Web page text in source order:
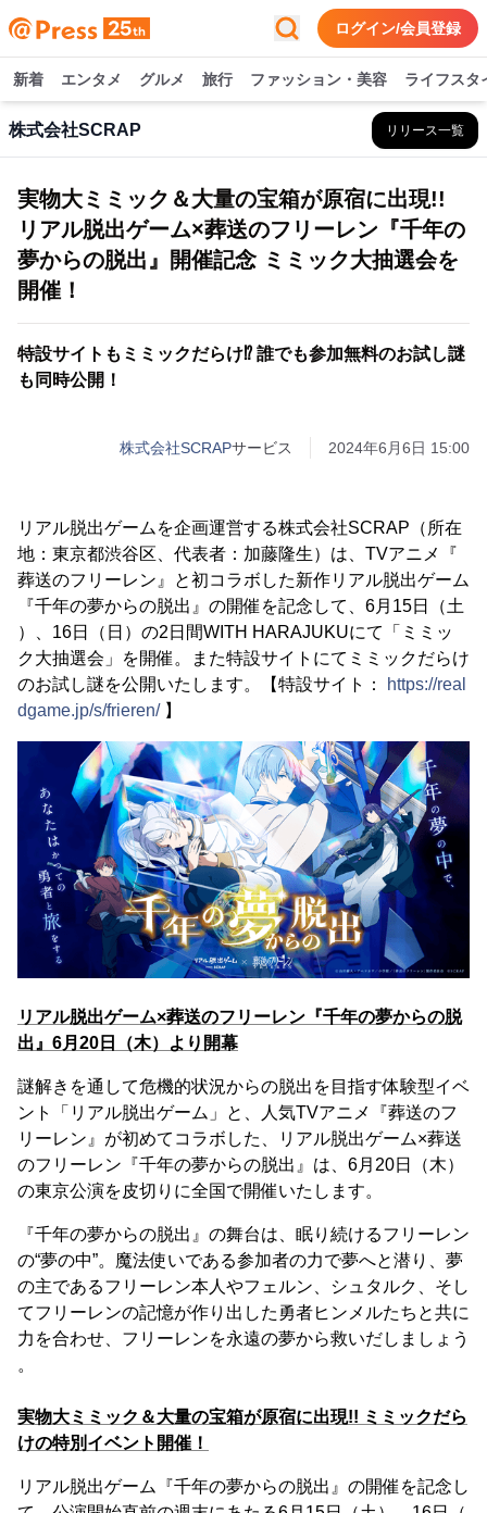
ログイン/会員登録
新着 エンタメ グルメ 旅行 ファッション・美容 ライフスタ
株式会社SCRAP リリース一覧
実物大ミミック＆大量の宝箱が原宿に出現!!
リアル脱出ゲーム×葬送のフリーレン『千年の
夢からの脱出』開催記念 ミミック大抽選会を
開催！
特設サイトもミミックだらけ⁉ 誰でも参加無料のお試し謎
も同時公開！
株式会社SCRAPサービス 2024年6月6日 15:00
リアル脱出ゲームを企画運営する株式会社SCRAP（所在
地：東京都渋谷区、代表者：加藤隆生）は、TVアニメ『
葬送のフリーレン』と初コラボした新作リアル脱出ゲーム
『千年の夢からの脱出』の開催を記念して、6月15日（土
）、16日（日）の2日間WITH HARAJUKUにて「ミミッ
ク大抽選会」を開催。また特設サイトにてミミックだらけ
のお試し謎を公開いたします。【特設サイト：
https://real
dgame.jp/s/frieren/】
リアル脱出ゲーム×葬送のフリーレン『千年の夢からの脱
出』6月20日（木）より開幕
謎解きを通して危機的状況からの脱出を目指す体験型イベ
ント「リアル脱出ゲーム」と、人気TVアニメ『葬送のフ
リーレン』が初めてコラボした、リアル脱出ゲーム×葬送
のフリーレン『千年の夢からの脱出』は、6月20日（木）
の東京公演を皮切りに全国で開催いたします。
『千年の夢からの脱出』の舞台は、眠り続けるフリーレン
の“夢の中”。魔法使いである参加者の力で夢へと潜り、夢
の主であるフリーレン本人やフェルン、シュタルク、そし
てフリーレンの記憶が作り出した勇者ヒンメルたちと共に
力を合わせ、フリーレンを永遠の夢から救いだしましょう
。
実物大ミミック＆大量の宝箱が原宿に出現!! ミミックだら
けの特別イベント開催！
リアル脱出ゲーム『千年の夢からの脱出』の開催を記念し